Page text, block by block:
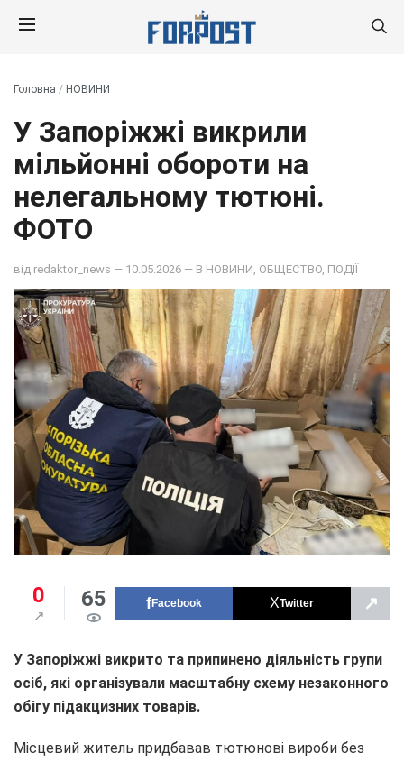
Головна / НОВИНИ
У Запоріжжі викрили
мільйонні обороти на
нелегальному тютюні.
ФОТО
від redaktor_news — 10.05.2026 — В НОВИНИ ОБЩЕСТВО ПОДІЇ
0 65 Facebook Twitter ↗
У Запоріжжі викрито та припинено діяльність групи
осіб, які організували масштабну схему незаконного
обігу підакцизних товарів.
Місцевий житель придбавав тютюнові вироби без